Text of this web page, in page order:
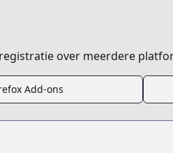
NEOBK-2542193
over meerdere
Add-ons